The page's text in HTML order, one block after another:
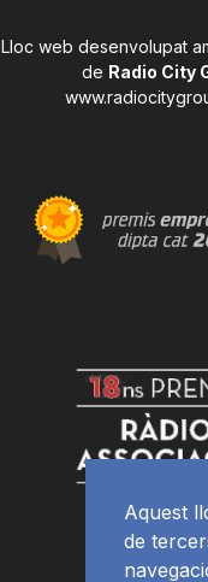
Lloc web desenvolupat
de Radio City
Aquest
de